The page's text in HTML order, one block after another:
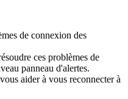
de connexion des
ces problèmes de
panneau d'alertes.
aider à vous reconnecter à